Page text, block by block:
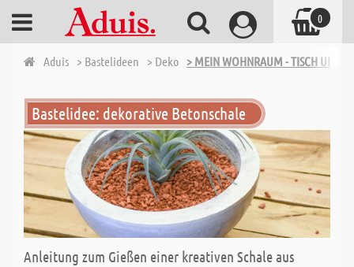
Aduis > Bastelideen > Deko > MEIN WOHNRAUM - TISCH UND
Bastelidee: dekorative Betonschale
Anleitung zum Gießen einer kreativen Schale aus
0